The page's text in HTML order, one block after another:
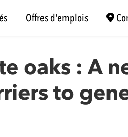
Offres d'emplois
oaks : A
to